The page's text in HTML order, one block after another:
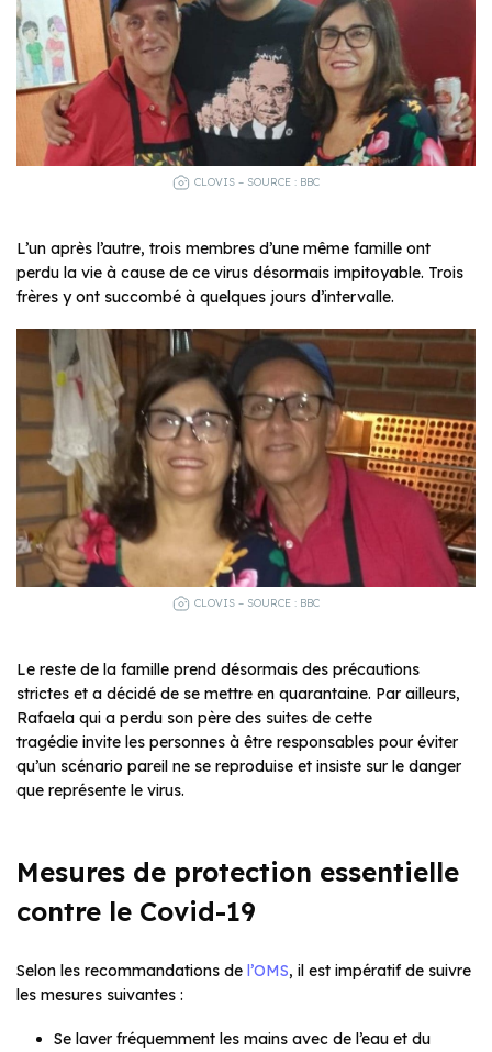
CLOVIS – SOURCE : BBC
L’un après l’autre, trois membres d’une même famille ont
perdu la vie à cause de ce virus désormais impitoyable. Trois
frères y ont succombé à quelques jours d’intervalle.
CLOVIS – SOURCE : BBC
Le reste de la famille prend désormais des précautions
strictes et a décidé de se mettre en quarantaine. Par ailleurs,
Rafaela qui a perdu son père des suites de cette
tragédie invite les personnes à être responsables pour éviter
qu’un scénario pareil ne se reproduise et insiste sur le danger
que représente le virus.
Mesures de protection essentielle
contre le Covid-19
Selon les recommandations de l’OMS, il est impératif de suivre
les mesures suivantes :
Se laver fréquemment les mains avec de l’eau et du